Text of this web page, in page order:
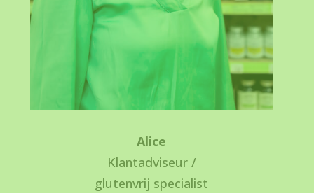
Alice
Klantadviseur /
glutenvrij specialist